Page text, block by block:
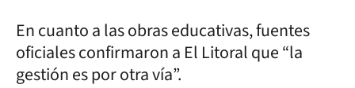
En cuanto a las obras educativas, fuentes
oficiales confirmaron a El Litoral que “la
gestión es por otra vía”.